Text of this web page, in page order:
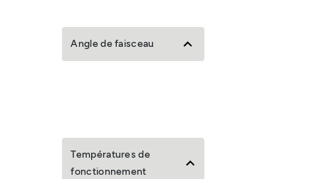
Angle de faisceau
Températures de
fonctionnement